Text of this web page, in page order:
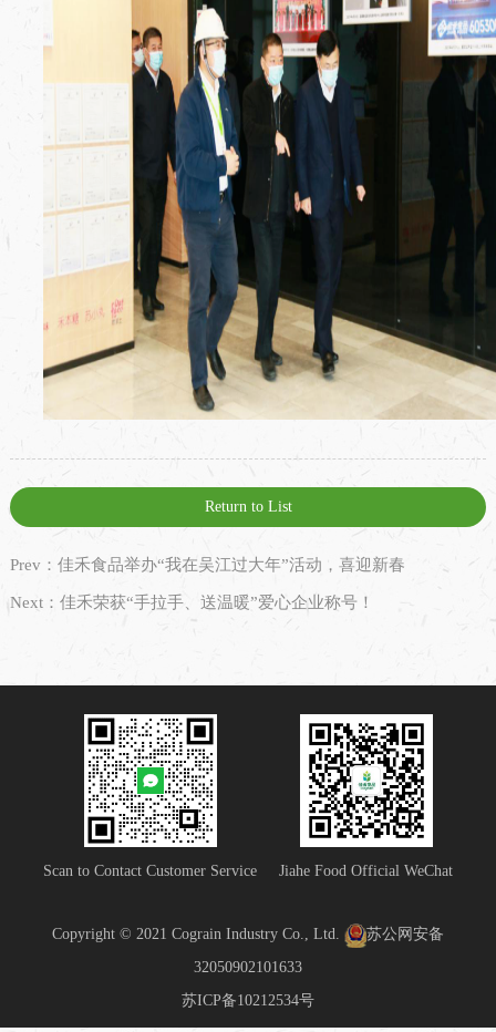
Return to List
Prev：佳禾食品举办“我在吴江过大年”活动，喜迎新春
Next：佳禾荣获“手拉手、送温暖”爱心企业称号！
Scan to Contact Customer Service Jiahe Food Official WeChat
Copyright © 2021 Cograin Industry Co., Ltd.
苏公网安备
32050902101633
苏ICP备10212534号